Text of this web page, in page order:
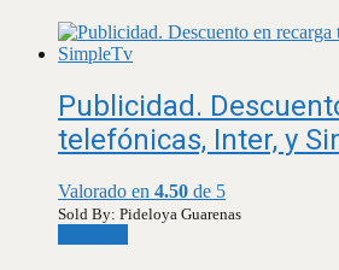
Publicidad.
telefónicas, Inter, y
Valorado en 4.50 de 5
Sold By: Pideloya Guarenas